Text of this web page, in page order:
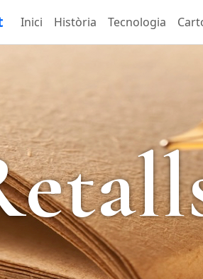
Inici Història Tecnologia